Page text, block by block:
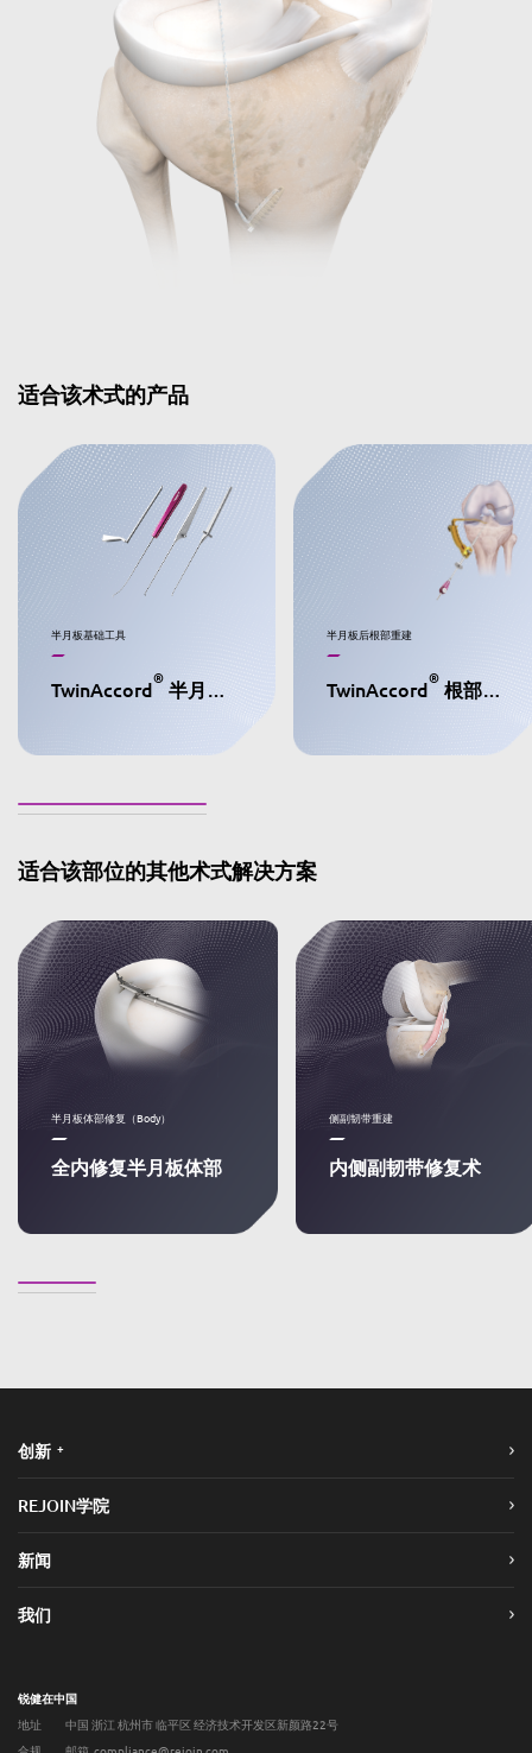
适合该术式的产品
半月板基础工具
TwinAccord® 半月板基础工具
半月板后根部重建
TwinAccord® 根部重建
适合该部位的其他术式解决方案
半月板体部修复（Body）
全内修复半月板体部
侧副韧带重建
内侧副韧带修复术
创新 +
REJOIN学院
新闻
我们
锐健在中国
地址
中国 浙江 杭州市 临平区 经济技术开发区新颜路22号